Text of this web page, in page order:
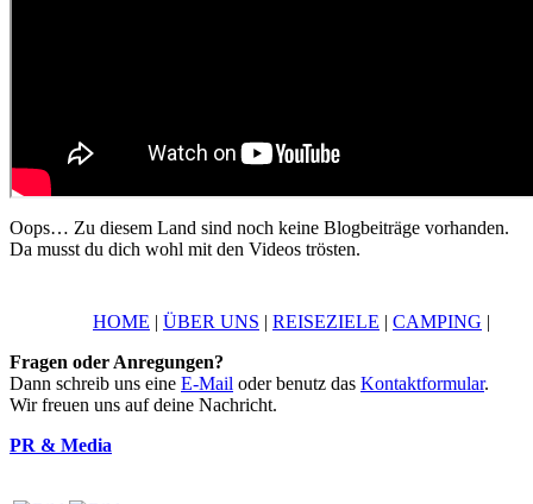
Oops… Zu diesem Land sind noch keine Blogbeiträge vorhanden.
Da musst du dich wohl mit den Videos trösten.
HOME | ÜBER UNS | REISEZIELE | CAMPING |
Fragen oder Anregungen?
Dann schreib uns eine E-Mail oder benutz das Kontaktformular.
Wir freuen uns auf deine Nachricht.
PR & Media